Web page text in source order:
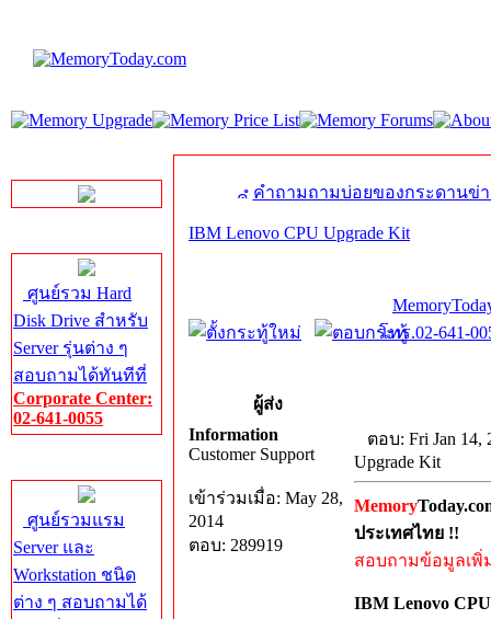
ศูนย์รวม Hard
Disk Drive สำหรับ
Server รุ่นต่าง ๆ
สอบถามได้ทันทีที่
Corporate Center:
02-641-0055
ศูนย์รวมแรม
Server และ
Workstation ชนิด
ต่าง ๆ สอบถามได้
คำถามถามบ่อยของกระดานข่
IBM Lenovo CPU Upgrade Kit
โทร.02-641-
ผู้ส่ง
Information
Customer Support
เข้าร่วมเมื่อ: May 28,
2014
ตอบ: 289919
ตอบ: Fri Jan 14,
Upgrade Kit
Memory
ประเทศไทย !!
สอบถามข้อมูลเพิ่
IBM Lenovo